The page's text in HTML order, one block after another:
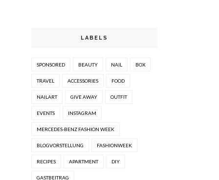
LABELS
SPONSORED BEAUTY NAIL BOX
TRAVEL ACCESSORIES FOOD
NAILART GIVE AWAY OUTFIT
EVENTS INSTAGRAM
MERCEDES-BENZ FASHION WEEK
BLOGVORSTELLUNG FASHIONWEEK
RECIPES APARTMENT DIY
GASTBEITRAG